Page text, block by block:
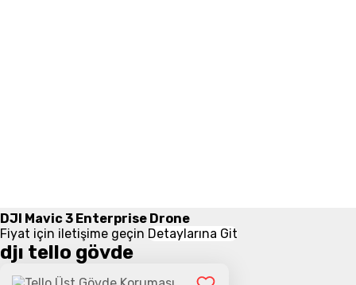
DJI Mavic 3 Enterprise Drone
Fiyat için iletişime geçin Detaylarına Git
djı tello gövde